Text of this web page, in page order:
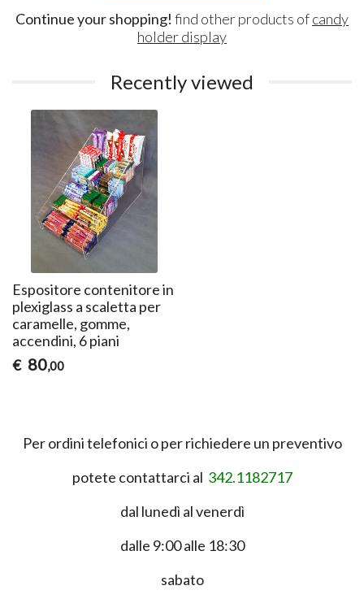
Continue your shopping! find other products ofcandy
holder display
Recently viewed
Espositore contenitore in
plexiglass a scaletta per
caramelle, gomme,
accendini, 6 piani
€ 80,00
Per ordini telefonici o per richiedere un preventivo
potete contattarci al 342.1182717
dal lunedì al venerdì
dalle 9:00 alle 18:30
sabato